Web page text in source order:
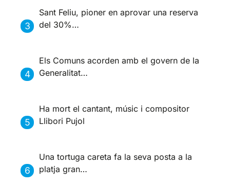
Sant Feliu, pioner en aprovar una reserva
del 30%…
Els Comuns acorden amb el govern de la
Generalitat…
Ha mort el cantant, músic i compositor
Llibori Pujol
Una tortuga careta fa la seva posta a la
platja gran…